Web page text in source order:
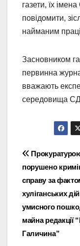
газети, їх
повідомити,
найманим
Засновником
первинна
вважають
середовища
записів
порушено
справу за
хуліганських дій
умисного
майна редакції
Галичина”